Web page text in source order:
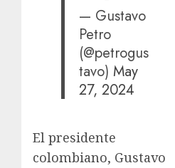
— Gustavo
Petro
(@petrogus
tavo)May
27, 2024
El presidente
colombiano, Gustavo